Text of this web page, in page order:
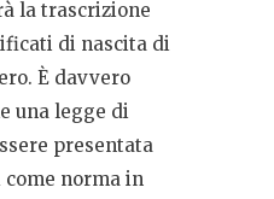
la trascrizione
di nascita di
È davvero
una legge di
presentata
norma in